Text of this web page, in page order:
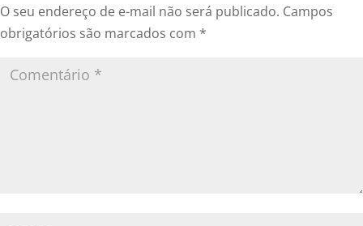
O seu endereço de e-mail não será publicado. Campos
obrigatórios são marcados com *